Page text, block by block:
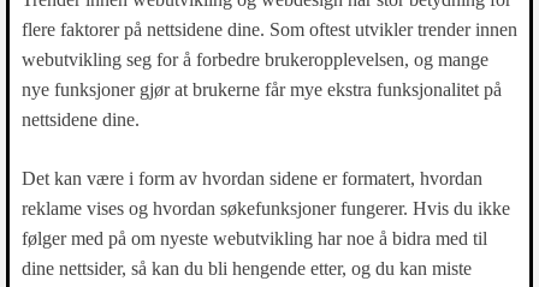
flere faktorer på nettsidene dine. Som oftest utvikler trender innen
webutvikling seg for å forbedre brukeropplevelsen, og mange
nye funksjoner gjør at brukerne får mye ekstra funksjonalitet på
nettsidene dine.
Det kan være i form av hvordan sidene er formatert, hvordan
reklame vises og hvordan søkefunksjoner fungerer. Hvis du ikke
følger med på om nyeste webutvikling har noe å bidra med til
dine nettsider, så kan du bli hengende etter, og du kan miste